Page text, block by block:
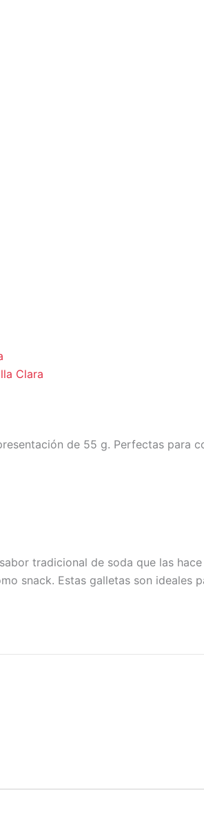
Clara
de 55 g. Perfectas
tradicional de soda que las
snack. Estas galletas son ideales